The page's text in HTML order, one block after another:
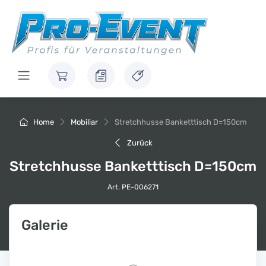
Home Mobiliar Stretchhusse Banketttisch D=150cm
Zurück
Stretchhusse Banketttisch D=150cm
Art. PE-006271
Galerie